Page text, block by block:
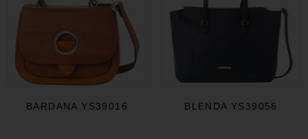
BARDANA YS39016 BLENDA YS39056